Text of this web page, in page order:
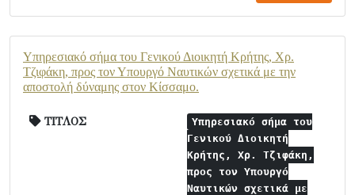
Υπηρεσιακό σήμα του Γενικού Διοικητή Κρήτης, Χρ.
Τζιφάκη, προς τον Υπουργό Ναυτικών σχετικά με την
αποστολή δύναμης στον Κίσσαμο.
ΤΙΤΛΟΣ
Υπηρεσιακό σήμα του
Γενικού Διοικητή
Κρήτης, Χρ. Τζιφάκη,
προς τον Υπουργό
Ναυτικών σχετικά με